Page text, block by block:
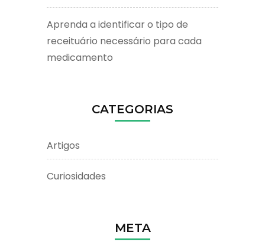
Aprenda a identificar o tipo de
receituário necessário para cada
medicamento
CATEGORIAS
Artigos
Curiosidades
META